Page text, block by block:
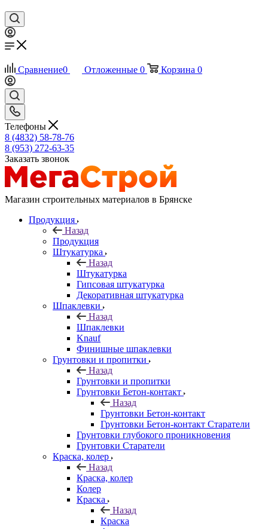
Сравнение0 Отложенные 0 Корзина 0
Телефоны
8 (4832) 58-78-76
8 (953) 272-63-35
Заказать звонок
Магазин строительных материалов в Брянске
Продукция
Назад
Продукция
Штукатурка
Назад
Штукатурка
Гипсовая штукатурка
Декоративная штукатурка
Шпаклевки
Назад
Шпаклевки
Knauf
Финишные шпаклевки
Грунтовки и пропитки
Назад
Грунтовки и пропитки
Грунтовки Бетон-контакт
Назад
Грунтовки Бетон-контакт
Грунтовки Бетон-контакт Старатели
Грунтовки глубокого проникновения
Грунтовки Старатели
Краска, колер
Назад
Краска, колер
Колер
Краска
Назад
Краска